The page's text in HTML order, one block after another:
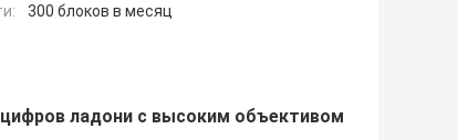
300 блоков в месяц
ладони с высоким объективом